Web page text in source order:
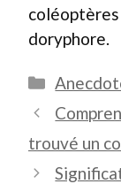
coléoptères
doryphore.
trouvé un